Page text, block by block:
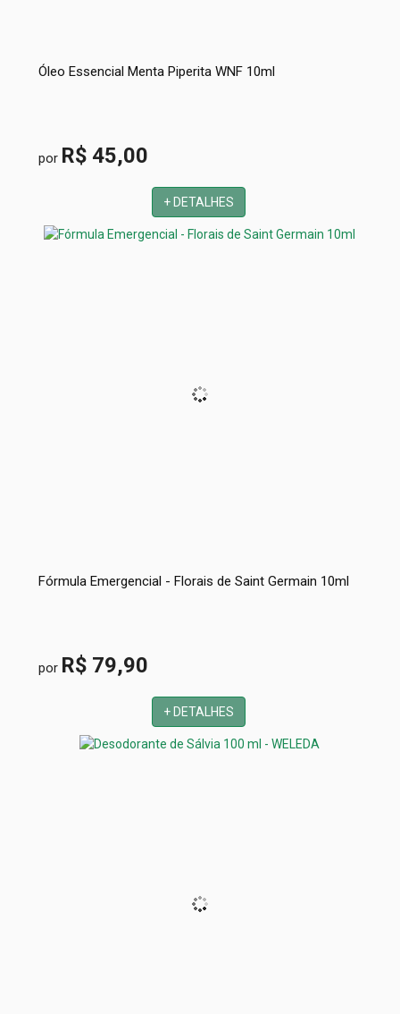
Óleo Essencial Menta Piperita WNF 10ml
por R$ 45,00
+ DETALHES
Fórmula Emergencial - Florais de Saint Germain 10ml
por R$ 79,90
+ DETALHES